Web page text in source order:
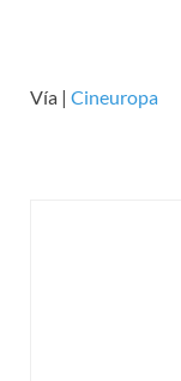
Vía | Cineuropa